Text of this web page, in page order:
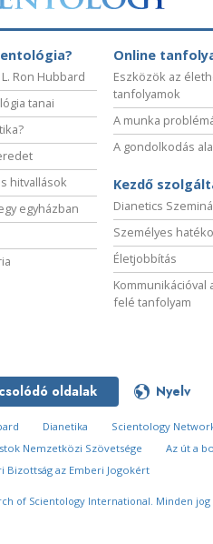
Ron Hubbard
tanai
hitvallások
egyházban
Online
Eszközök az
tanfolyamok
A munka
A gondolkodás
Kezdő
Dianetics
Személyes
Életjobbítás
Kommunikációval
felé tanfolyam
oldalak Nyelv
Dianetika Scientology
Nemzetközi Szövetsége
Az út a
Bizottság az Emberi Jogokért
of Scientology International. Minden